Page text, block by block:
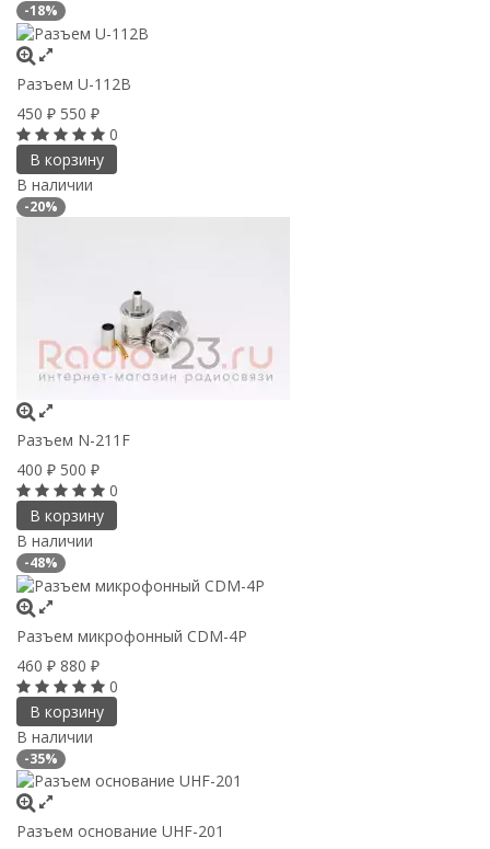
-18%
Разъем U-112B
450 ₽ 550 ₽
0
В корзину
В наличии
-20%
Разъем N-211F
400 ₽ 500 ₽
0
В корзину
В наличии
-48%
Разъем микрофонный CDM-4P
460 ₽ 880 ₽
0
В корзину
В наличии
-35%
Разъем основание UHF-201